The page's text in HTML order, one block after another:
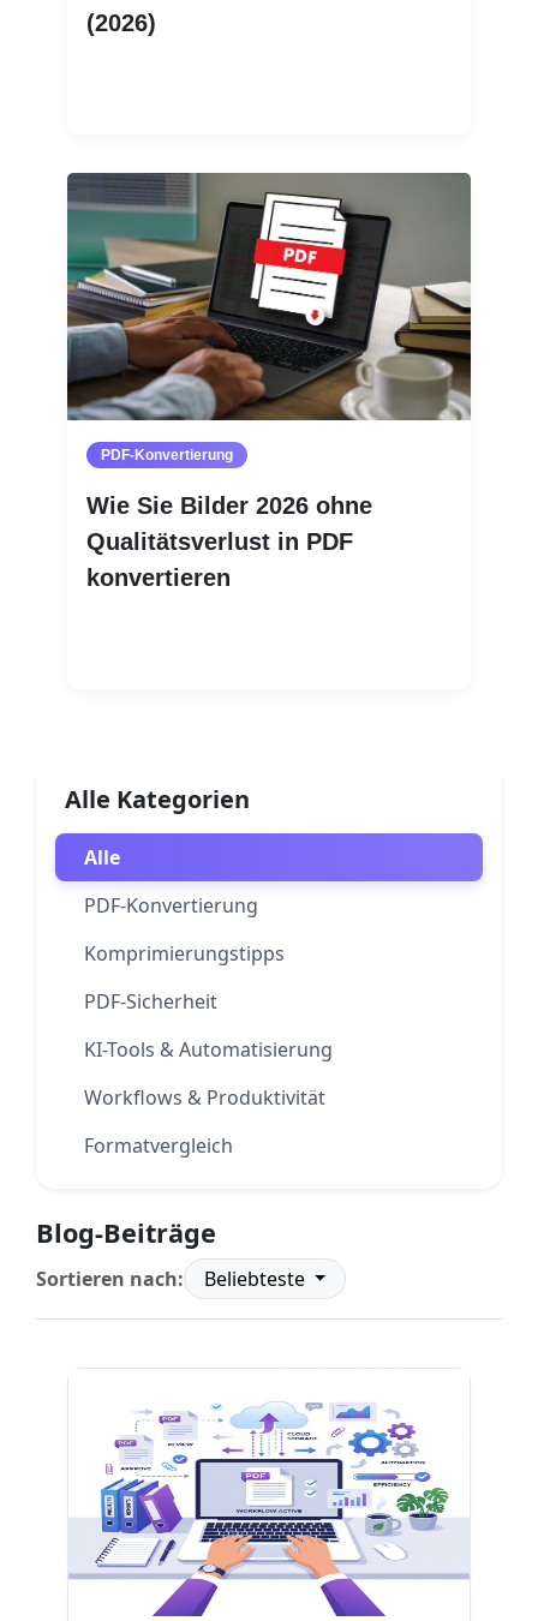
(2026)
PDF-Konvertierung
Wie Sie Bilder 2026 ohne
Qualitätsverlust in PDF
konvertieren
Alle Kategorien
Alle
PDF-Konvertierung
Komprimierungstipps
PDF-Sicherheit
KI-Tools & Automatisierung
Workflows & Produktivität
Formatvergleich
Blog-Beiträge
Sortieren nach: Beliebteste